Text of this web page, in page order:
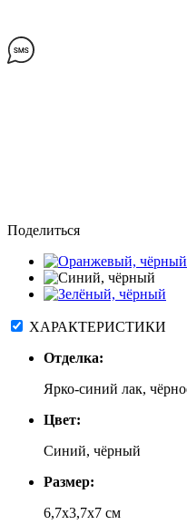
Поделиться
ХАРАКТЕРИСТИКИ
Отделка:
Ярко-синий лак,
Цвет:
Синий, чёрный
Размер:
6,7х3,7х7 см